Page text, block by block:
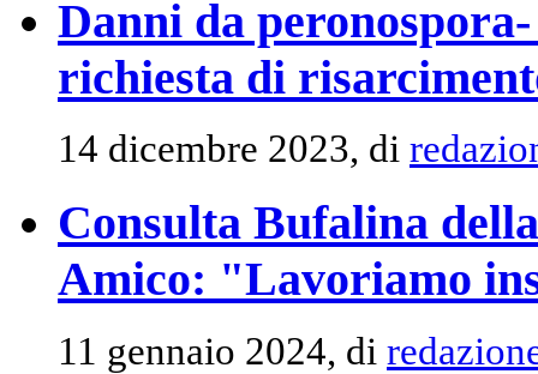
Danni da
richiesta di
14 dicembre 2023, di
Consulta Bufalina
Amico: "Lavoriamo
11 gennaio 2024, di